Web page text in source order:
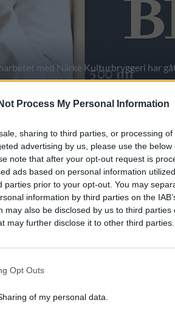
Process My Personal Information
sharing to third parties, or processing
advertising by us, please use the
note that after your opt-out request is
ads based on personal information
parties prior to your opt-out. You may
information by third parties on the
may also be disclosed by us to third parties
may further disclose it to other third parties.
Opt Outs
of my personal data.
med Närke Kulturbryggeri har
Nu utvecklas samarbetet
då innebar att Oppigårds säljer ölet